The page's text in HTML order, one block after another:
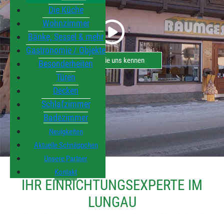
Die Küche
Wohnzimmer
Bänke, Sessel & mehr
Gastronomie / Objekte
Besonderheiten
Türen
Decken
Schlafzimmer
Badezimmer
Neuigkeiten
Aktuelle Schnäppchen
Unsere Partner
Kontakt
Lernen Sie uns kennen
IHR EINRICHTUNGSEXPERTE IM
LUNGAU